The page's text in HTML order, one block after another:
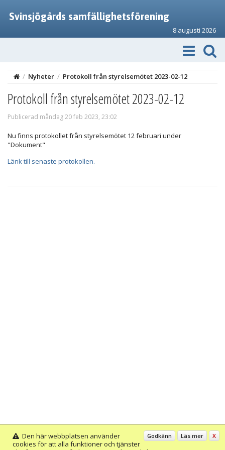
Svinsjögårds samfällighetsförening
8 augusti 2026
/ Nyheter / Protokoll från styrelsemötet 2023-02-12
Protokoll från styrelsemötet 2023-02-12
Publicerad måndag 20 feb 2023, 23:02
Nu finns protokollet från styrelsemötet 12 februari under
"Dokument"
Länk till senaste protokollen.
Godkänn Läs mer X
Den här webbplatsen använder
cookies för att alla funktioner och tjänster